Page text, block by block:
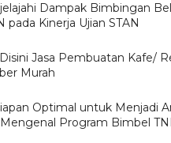
Dampak Bimbingan
pada Kinerja Ujian STAN
Jasa Pembuatan Kafe/
Murah
Optimal untuk Menjadi
Program Bimbel